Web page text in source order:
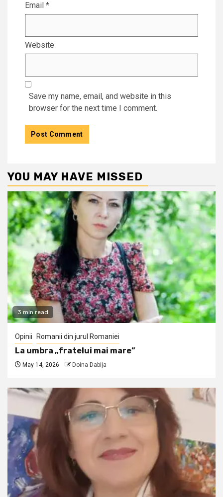
Email *
Website
Save my name, email, and website in this
browser for the next time I comment.
YOU MAY HAVE MISSED
3 min read
Opinii Romanii din jurul Romaniei
La umbra „fratelui mai mare”
May 14, 2026 Doina Dabija